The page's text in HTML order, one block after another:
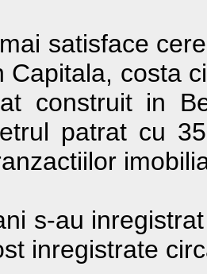
satisface
Capitala, costa
construit in
patrat cu
s-au
inregistrate